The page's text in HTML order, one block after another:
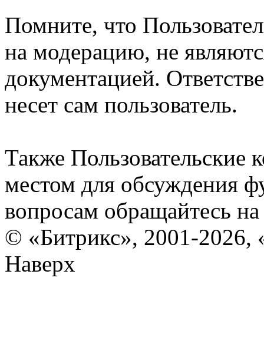
Помните, что
на модерацию, не
документацией.
несет сам пользователь.
Также Пользовательские
местом для обсуждения
вопросам обращайтесь
© «Битрикс», 2001-2026,
Наверх